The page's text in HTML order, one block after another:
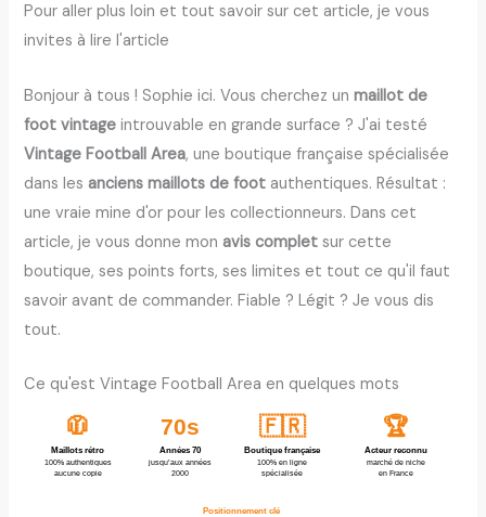
Pour aller plus loin et tout savoir sur cet article, je vous
invites à lire l'article
Bonjour à tous ! Sophie ici. Vous cherchez unmaillot de
foot vintage introuvable en grande surface ? J'ai testé
Vintage Football Area, une boutique française spécialisée
dans les anciens maillots de foot authentiques. Résultat :
une vraie mine d'or pour les collectionneurs. Dans cet
article, je vous donne mon avis complet sur cette
boutique, ses points forts, ses limites et tout ce qu'il faut
savoir avant de commander. Fiable ? Légit ? Je vous dis
tout.
Ce qu'est Vintage Football Area en quelques mots
🧥
Maillots rétro
100% authentiques
aucune copie
70s
Années 70
jusqu’aux années
2000
🇫🇷
Boutique française
100% en ligne
spécialisée
🏆
Acteur reconnu
marché de niche
en France
Positionnement clé